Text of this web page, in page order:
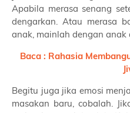
Apabila merasa senang
dengarkan. Atau merasa
anak, mainlah dengan anak
Baca : Rahasia
Begitu juga jika emosi
masakan baru, cobalah.